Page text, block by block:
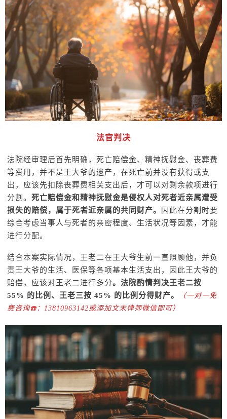
法官判决
法院经审理后首先明确，死亡赔偿金、精神抚慰金、丧葬费
等费用，并不是王大爷的遗产，在死亡前并没有获得或支
出，应该先扣除丧葬费相关支出后，才可以对剩余款项进行
分割。 死亡赔偿金和精神抚慰金是侵权人对死者近亲属遭受
损失的赔偿，属于死者近亲属的共同财产。
因此在分割时要
综合考虑当事人与死者的亲密程度、生活状况等因素，才能
进行分配。
结合本案实际情况，王老二在王大爷生前一直照顾他，并负
责王大爷的生活、医保等各项基本生活支出，因此王大爷的
赔偿，应该对王老二进行多分。法院酌情判决王老二按
55% 的比例、王老三按 45% 的比例分得财产。
（一对一免
费咨询☎️：13810963142或添加文末律师微信即可）